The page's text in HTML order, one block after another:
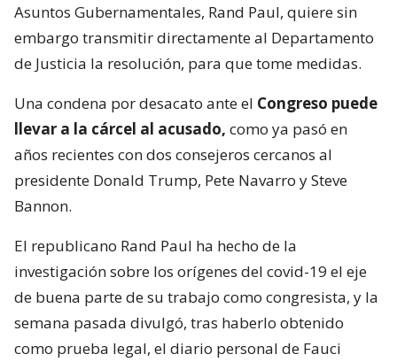
Asuntos Gubernamentales, Rand Paul, quiere sin
embargo transmitir directamente al Departamento
de Justicia la resolución, para que tome medidas.
Una condena por desacato ante el Congreso puede
llevar a la cárcel al acusado, como ya pasó en
años recientes con dos consejeros cercanos al
presidente Donald Trump, Pete Navarro y Steve
Bannon.
El republicano Rand Paul ha hecho de la
investigación sobre los orígenes del covid-19 el eje
de buena parte de su trabajo como congresista, y la
semana pasada divulgó, tras haberlo obtenido
como prueba legal, el diario personal de Fauci